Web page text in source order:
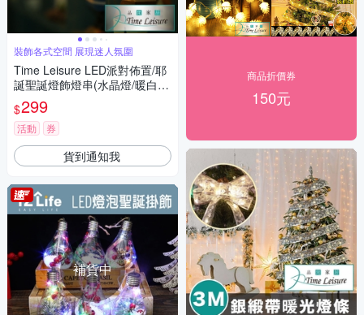
裝飾各式空間 展現迷人氛圍
Time Leisure LED派對佈置/耶
誕聖誕燈飾燈串(水晶燈/暖白/2
M)
$299
活動 券
貨到通知我
補貨中
商品折價券
150元